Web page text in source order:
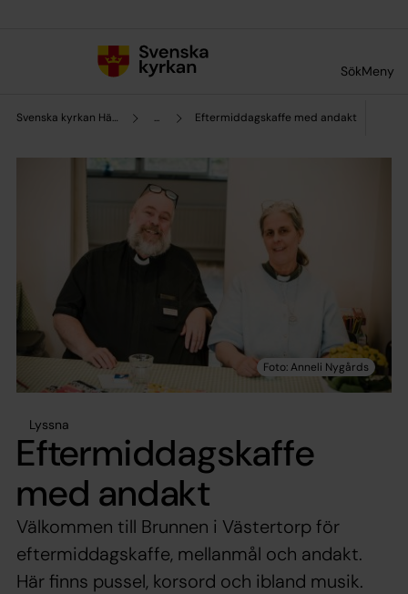
SökMeny
Svenska kyrkan Hägerstens församling ... Eftermiddagskaffe med andakt
Lyssna
Eftermiddagskaffe
med andakt
Välkommen till Brunnen i Västertorp för
eftermiddagskaffe, mellanmål och andakt.
Här finns pussel, korsord och ibland musik.